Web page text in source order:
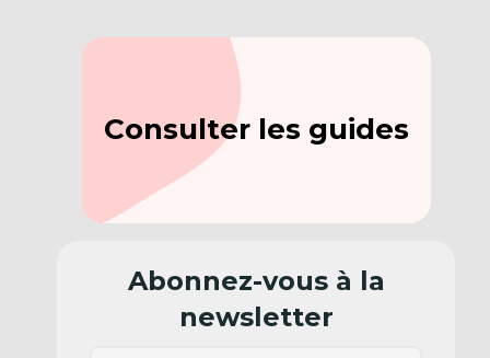
Consulter les guides
Abonnez-vous à la
newsletter